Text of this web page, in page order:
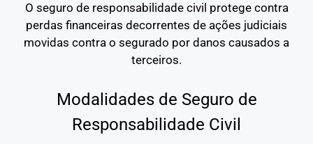
O seguro de responsabilidade civil protege contra
perdas financeiras decorrentes de ações judiciais
movidas contra o segurado por danos causados a
terceiros.
Modalidades de Seguro de
Responsabilidade Civil